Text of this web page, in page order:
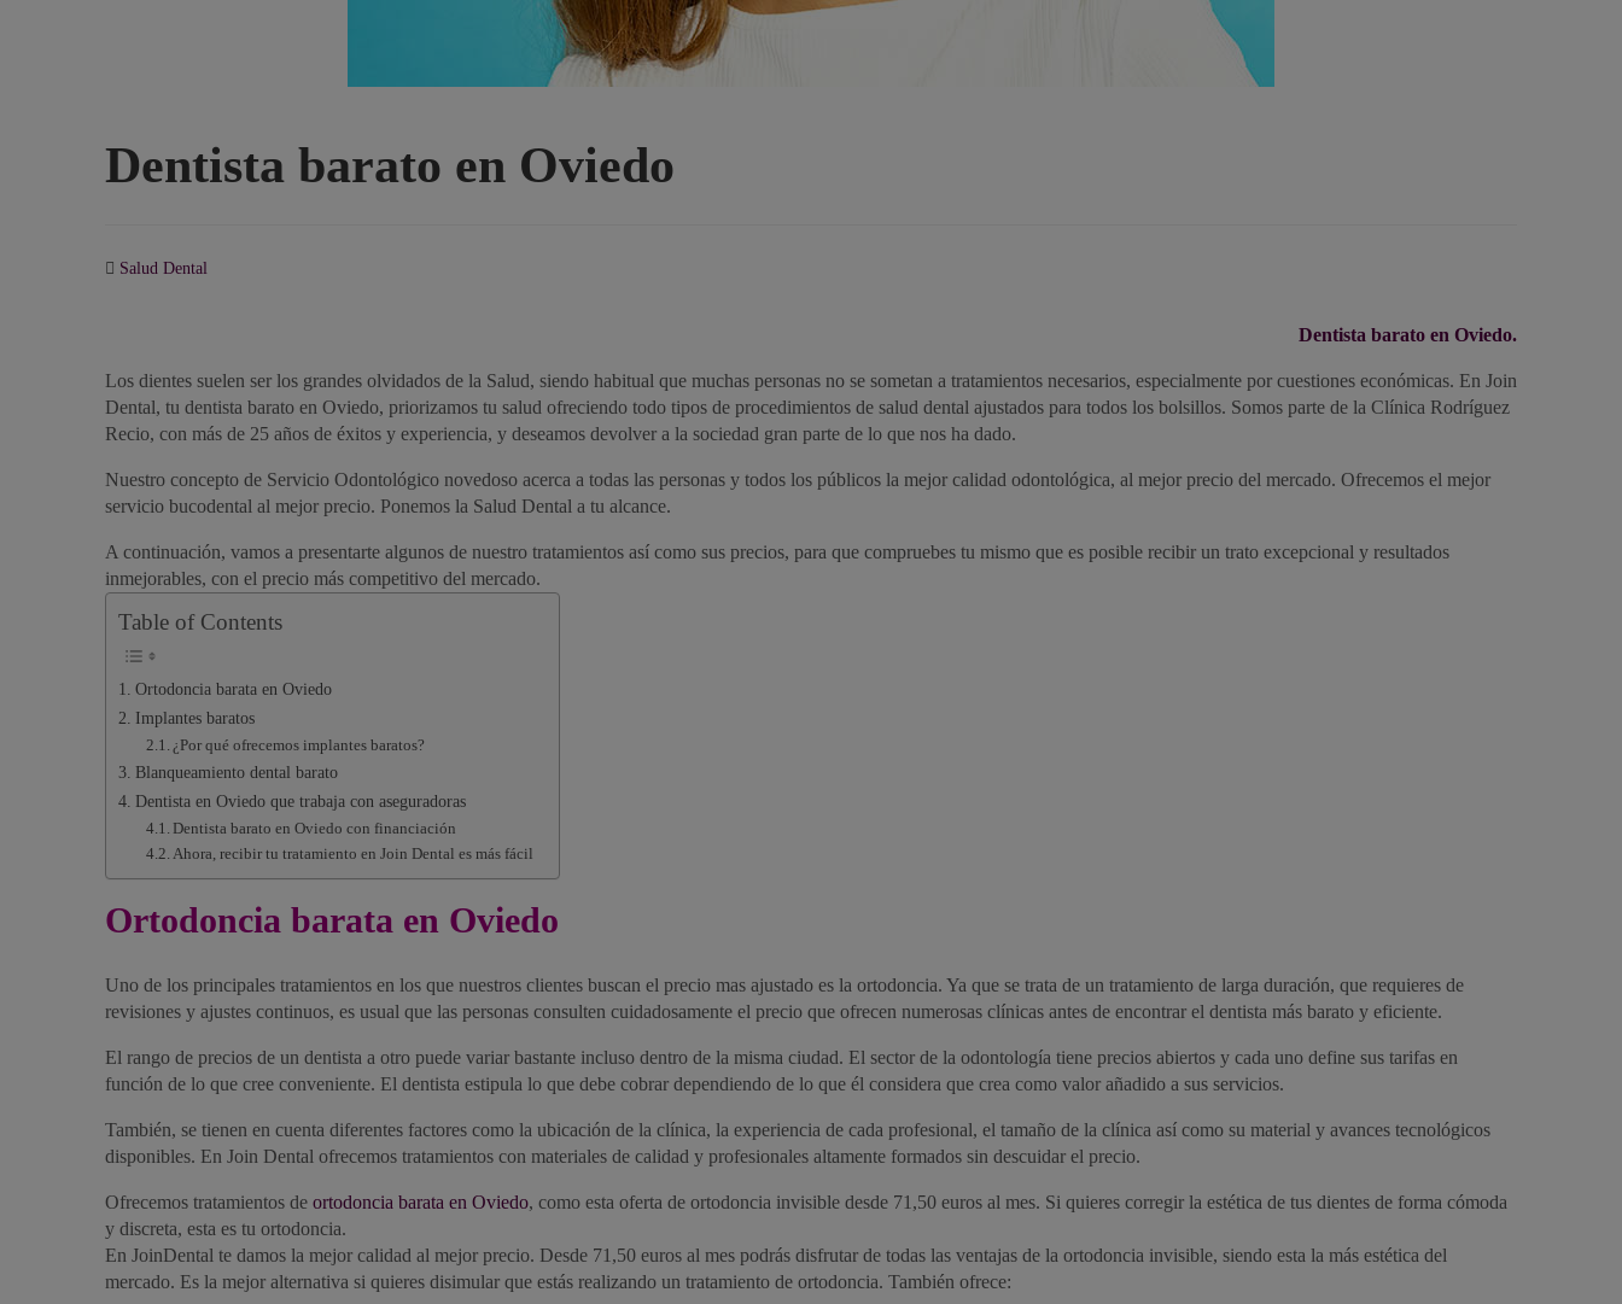
Dentista barato en Oviedo
Salud Dental
Dentista barato en Oviedo.
Los dientes suelen ser los grandes olvidados de la Salud, siendo habitual que muchas personas no se sometan a tratamientos necesarios, especialmente por cuestiones económicas. En Join
Dental, tu dentista barato en Oviedo, priorizamos tu salud ofreciendo todo tipos de procedimientos de salud dental ajustados para todos los bolsillos. Somos parte de la Clínica Rodríguez
Recio, con más de 25 años de éxitos y experiencia, y deseamos devolver a la sociedad gran parte de lo que nos ha dado.
Nuestro concepto de Servicio Odontológico novedoso acerca a todas las personas y todos los públicos la mejor calidad odontológica, al mejor precio del mercado. Ofrecemos el mejor
servicio bucodental al mejor precio. Ponemos la Salud Dental a tu alcance.
A continuación, vamos a presentarte algunos de nuestro tratamientos así como sus precios, para que compruebes tu mismo que es posible recibir un trato excepcional y resultados
inmejorables, con el precio más competitivo del mercado.
Table of Contents
Ortodoncia barata en Oviedo
Implantes baratos
¿Por qué ofrecemos implantes baratos?
Blanqueamiento dental barato
Dentista en Oviedo que trabaja con aseguradoras
Dentista barato en Oviedo con financiación
Ahora, recibir tu tratamiento en Join Dental es más fácil
Ortodoncia barata en Oviedo
Uno de los principales tratamientos en los que nuestros clientes buscan el precio mas ajustado es la ortodoncia. Ya que se trata de un tratamiento de larga duración, que requieres de
revisiones y ajustes continuos, es usual que las personas consulten cuidadosamente el precio que ofrecen numerosas clínicas antes de encontrar el dentista más barato y eficiente.
El rango de precios de un dentista a otro puede variar bastante incluso dentro de la misma ciudad. El sector de la odontología tiene precios abiertos y cada uno define sus tarifas en
función de lo que cree conveniente. El dentista estipula lo que debe cobrar dependiendo de lo que él considera que crea como valor añadido a sus servicios.
También, se tienen en cuenta diferentes factores como la ubicación de la clínica, la experiencia de cada profesional, el tamaño de la clínica así como su material y avances tecnológicos
disponibles. En Join Dental ofrecemos tratamientos con materiales de calidad y profesionales altamente formados sin descuidar el precio.
Ofrecemos tratamientos de ortodoncia barata en Oviedo, como esta oferta de ortodoncia invisible desde 71,50 euros al mes. Si quieres corregir la estética de tus dientes de forma cómoda
y discreta, esta es tu ortodoncia.
En JoinDental te damos la mejor calidad al mejor precio. Desde 71,50 euros al mes podrás disfrutar de todas las ventajas de la ortodoncia invisible, siendo esta la más estética del
mercado. Es la mejor alternativa si quieres disimular que estás realizando un tratamiento de ortodoncia. También ofrece: